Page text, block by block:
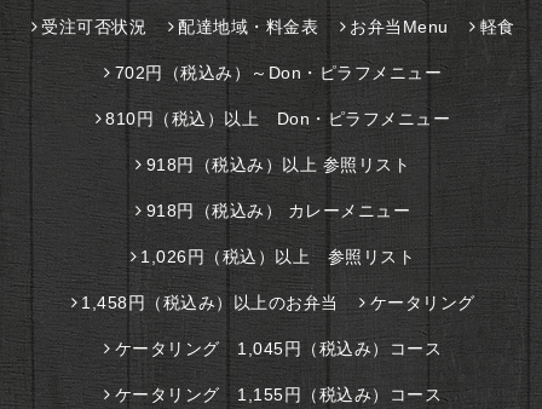
受注可否状況 配達地域・料金表 お弁当Menu 軽食
702円（税込み）～Don・ピラフメニュー
810円（税込）以上 Don・ピラフメニュー
918円（税込み）以上 参照リスト
918円（税込み） カレーメニュー
1,026円（税込）以上 参照リスト
1,458円（税込み）以上のお弁当 ケータリング
ケータリング 1,045円（税込み）コース
ケータリング 1,155円（税込み）コース